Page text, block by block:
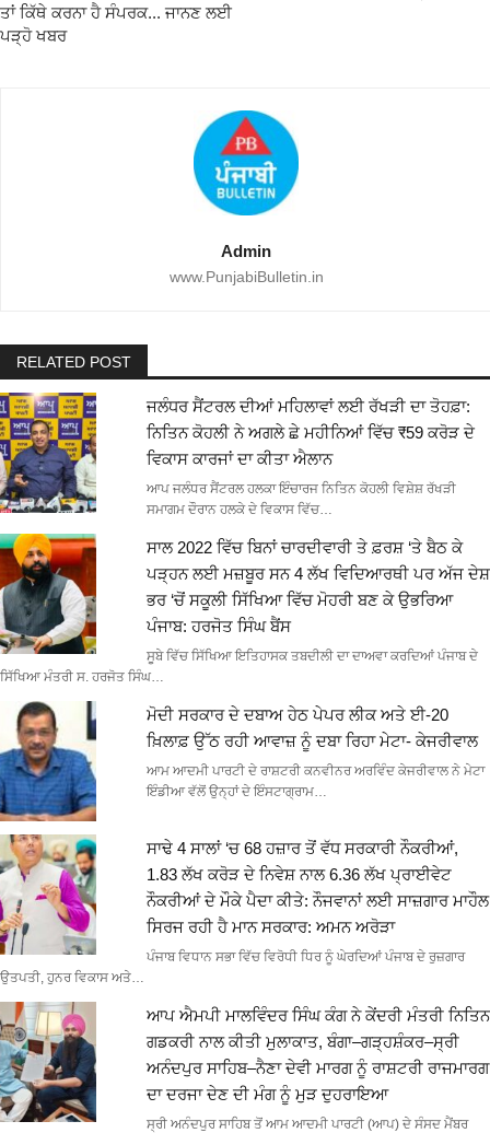
ਤਾਂ ਕਿੱਥੇ ਕਰਨਾ ਹੈ ਸੰਪਰਕ... ਜਾਨਣ ਲਈ
ਪੜ੍ਹੋ ਖਬਰ
Admin
www.PunjabiBulletin.in
RELATED POST
ਜਲੰਧਰ ਸੈਂਟਰਲ ਦੀਆਂ ਮਹਿਲਾਵਾਂ ਲਈ ਰੱਖੜੀ ਦਾ ਤੋਹਫ਼ਾ:
ਨਿਤਿਨ ਕੋਹਲੀ ਨੇ ਅਗਲੇ ਛੇ ਮਹੀਨਿਆਂ ਵਿੱਚ ₹59 ਕਰੋੜ ਦੇ
ਵਿਕਾਸ ਕਾਰਜਾਂ ਦਾ ਕੀਤਾ ਐਲਾਨ
ਆਪ ਜਲੰਧਰ ਸੈਂਟਰਲ ਹਲਕਾ ਇੰਚਾਰਜ ਨਿਤਿਨ ਕੋਹਲੀ ਵਿਸ਼ੇਸ਼ ਰੱਖੜੀ
ਸਮਾਗਮ ਦੌਰਾਨ ਹਲਕੇ ਦੇ ਵਿਕਾਸ ਵਿੱਚ…
ਸਾਲ 2022 ਵਿੱਚ ਬਿਨਾਂ ਚਾਰਦੀਵਾਰੀ ਤੇ ਫ਼ਰਸ਼ ‘ਤੇ ਬੈਠ ਕੇ
ਪੜ੍ਹਨ ਲਈ ਮਜ਼ਬੂਰ ਸਨ 4 ਲੱਖ ਵਿਦਿਆਰਥੀ ਪਰ ਅੱਜ ਦੇਸ਼
ਭਰ ‘ਚੋਂ ਸਕੂਲੀ ਸਿੱਖਿਆ ਵਿੱਚ ਮੋਹਰੀ ਬਣ ਕੇ ਉਭਰਿਆ
ਪੰਜਾਬ: ਹਰਜੋਤ ਸਿੰਘ ਬੈਂਸ
ਸੂਬੇ ਵਿੱਚ ਸਿੱਖਿਆ ਇਤਿਹਾਸਕ ਤਬਦੀਲੀ ਦਾ ਦਾਅਵਾ ਕਰਦਿਆਂ ਪੰਜਾਬ ਦੇ
ਸਿੱਖਿਆ ਮੰਤਰੀ ਸ. ਹਰਜੋਤ ਸਿੰਘ…
ਮੋਦੀ ਸਰਕਾਰ ਦੇ ਦਬਾਅ ਹੇਠ ਪੇਪਰ ਲੀਕ ਅਤੇ ਈ-20
ਖ਼ਿਲਾਫ਼ ਉੱਠ ਰਹੀ ਆਵਾਜ਼ ਨੂੰ ਦਬਾ ਰਿਹਾ ਮੇਟਾ- ਕੇਜਰੀਵਾਲ
ਆਮ ਆਦਮੀ ਪਾਰਟੀ ਦੇ ਰਾਸ਼ਟਰੀ ਕਨਵੀਨਰ ਅਰਵਿੰਦ ਕੇਜਰੀਵਾਲ ਨੇ ਮੇਟਾ
ਇੰਡੀਆ ਵੱਲੋਂ ਉਨ੍ਹਾਂ ਦੇ ਇੰਸਟਾਗ੍ਰਾਮ…
ਸਾਢੇ 4 ਸਾਲਾਂ ‘ਚ 68 ਹਜ਼ਾਰ ਤੋਂ ਵੱਧ ਸਰਕਾਰੀ ਨੌਕਰੀਆਂ,
1.83 ਲੱਖ ਕਰੋੜ ਦੇ ਨਿਵੇਸ਼ ਨਾਲ 6.36 ਲੱਖ ਪ੍ਰਾਈਵੇਟ
ਨੌਕਰੀਆਂ ਦੇ ਮੌਕੇ ਪੈਦਾ ਕੀਤੇ: ਨੌਜਵਾਨਾਂ ਲਈ ਸਾਜ਼ਗਾਰ ਮਾਹੌਲ
ਸਿਰਜ ਰਹੀ ਹੈ ਮਾਨ ਸਰਕਾਰ: ਅਮਨ ਅਰੋੜਾ
ਪੰਜਾਬ ਵਿਧਾਨ ਸਭਾ ਵਿੱਚ ਵਿਰੋਧੀ ਧਿਰ ਨੂੰ ਘੇਰਦਿਆਂ ਪੰਜਾਬ ਦੇ ਰੁਜ਼ਗਾਰ
ਉਤਪਤੀ, ਹੁਨਰ ਵਿਕਾਸ ਅਤੇ…
ਆਪ ਐਮਪੀ ਮਾਲਵਿੰਦਰ ਸਿੰਘ ਕੰਗ ਨੇ ਕੇਂਦਰੀ ਮੰਤਰੀ ਨਿਤਿਨ
ਗਡਕਰੀ ਨਾਲ ਕੀਤੀ ਮੁਲਾਕਾਤ, ਬੰਗਾ–ਗੜ੍ਹਸ਼ੰਕਰ–ਸ੍ਰੀ
ਅਨੰਦਪੁਰ ਸਾਹਿਬ–ਨੈਣਾ ਦੇਵੀ ਮਾਰਗ ਨੂੰ ਰਾਸ਼ਟਰੀ ਰਾਜਮਾਰਗ
ਦਾ ਦਰਜਾ ਦੇਣ ਦੀ ਮੰਗ ਨੂੰ ਮੁੜ ਦੁਹਰਾਇਆ
ਸ੍ਰੀ ਅਨੰਦਪੁਰ ਸਾਹਿਬ ਤੋਂ ਆਮ ਆਦਮੀ ਪਾਰਟੀ (ਆਪ) ਦੇ ਸੰਸਦ ਮੈਂਬਰ